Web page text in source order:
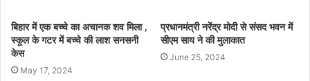
बिहार में एक बच्चे का अचानक शव मिला ,
स्कूल के गटर में बच्चे की लाश सनसनी
केस
May 17, 2024
प्रधानमंत्री नरेंद्र मोदी से संसद भवन में
सीएम साय ने की मुलाकात
June 25, 2024